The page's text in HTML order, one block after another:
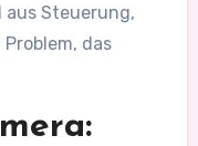
aus Steuerung,
das